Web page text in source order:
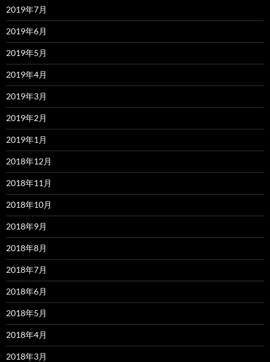
2019年7月
2019年6月
2019年5月
2019年4月
2019年3月
2019年2月
2019年1月
2018年12月
2018年11月
2018年10月
2018年9月
2018年8月
2018年7月
2018年6月
2018年5月
2018年4月
2018年3月